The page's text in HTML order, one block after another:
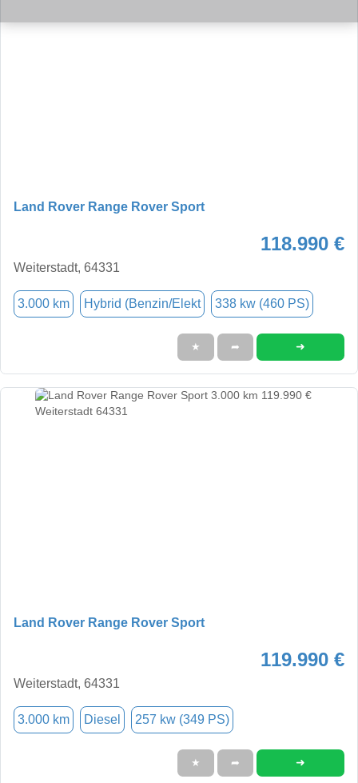
Land Rover Range Rover Sport
118.990 €
Weiterstadt, 64331
3.000 km Hybrid (Benzin/Elekt 338 kw (460 PS)
★ ➦ ➜
Land Rover Range Rover Sport
119.990 €
Weiterstadt, 64331
3.000 km Diesel 257 kw (349 PS)
★ ➦ ➜